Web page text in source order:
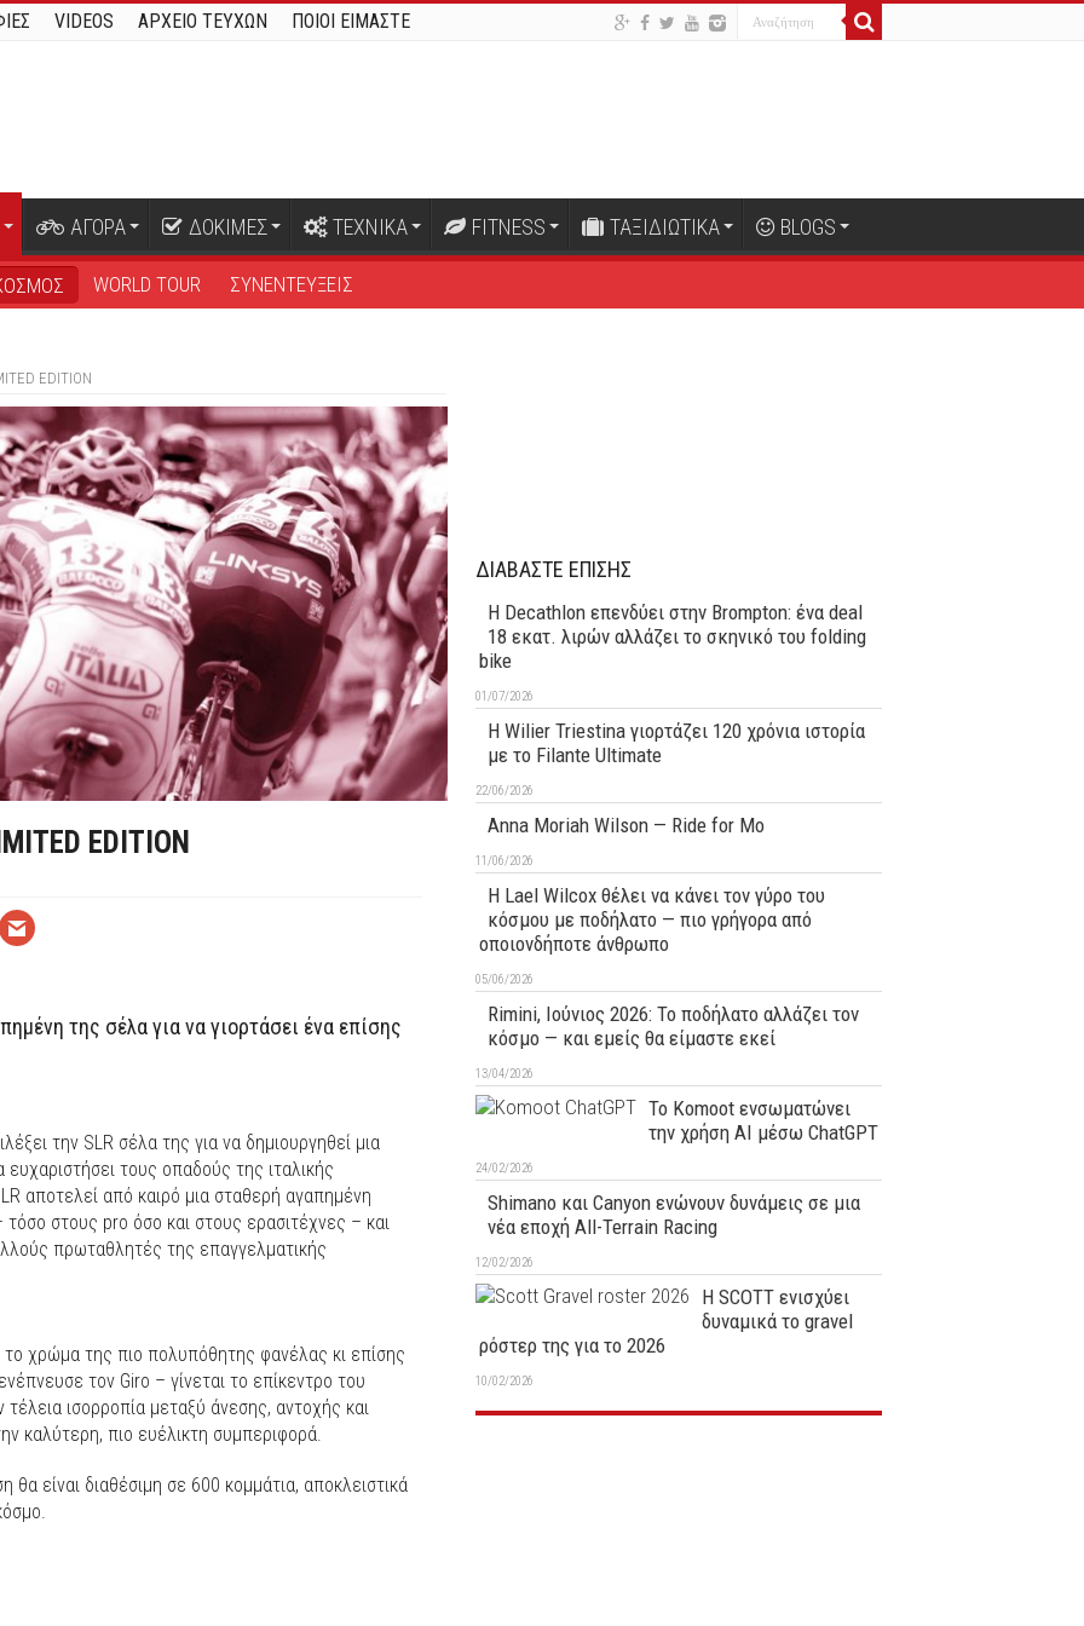
VIDEOS ΑΡΧΕΙΟ ΤΕΥΧΩΝ ΠΟΙΟΙ ΕΙΜΑΣΤΕ
ΑΓΟΡΑ ΔΟΚΙΜΕΣ ΤΕΧΝΙΚΑ FITNESS ΤΑΞΙΔΙΩΤΙΚΑ BLOGS
WORLD TOUR ΣΥΝΕΝΤΕΥΞΕΙΣ
EDITION
EDITION
της σέλα για να γιορτάσει ένα επίσης
την SLR σέλα της για να δημιουργηθεί μια
τους οπαδούς της ιταλικής
αποτελεί από καιρό μια σταθερή αγαπημένη
στους pro όσο και στους ερασιτέχνες – και
πρωταθλητές της επαγγελματικής
χρώμα της πιο πολυπόθητης φανέλας κι επίσης
τον Giro – γίνεται το επίκεντρο του
ισορροπία μεταξύ άνεσης, αντοχής και
καλύτερη, πιο ευέλικτη συμπεριφορά.
θα είναι διαθέσιμη σε 600 κομμάτια, αποκλειστικά
ΔΙΑΒΑΣΤΕ ΕΠΙΣΗΣ
Η Decathlon επενδύει στην Brompton: ένα deal
18 εκατ. λιρών αλλάζει το σκηνικό του folding
bike
01/07/2026
H Wilier Triestina γιορτάζει 120 χρόνια ιστορία
με το Filante Ultimate
22/06/2026
Anna Moriah Wilson — Ride for Mo
11/06/2026
Η Lael Wilcox θέλει να κάνει τον γύρο του
κόσμου με ποδήλατο — πιο γρήγορα από
οποιονδήποτε άνθρωπο
05/06/2026
Rimini, Ιούνιος 2026: Το ποδήλατο αλλάζει τον
κόσμο — και εμείς θα είμαστε εκεί
13/04/2026
Το Komoot ενσωματώνει
την χρήση AI μέσω ChatGPT
24/02/2026
Shimano και Canyon ενώνουν δυνάμεις σε μια
νέα εποχή All-Terrain Racing
12/02/2026
Η SCOTT ενισχύει
δυναμικά το gravel
ρόστερ της για το 2026
10/02/2026